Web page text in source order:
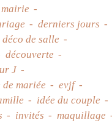
derniers jours
déco de salle
découverte
J
de mariée
evjf
idée du couple
invités
maquillage